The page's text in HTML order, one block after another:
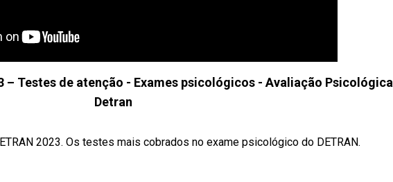
– Testes de atenção - Exames psicológicos - Avaliação Psicológica
Detran
2023. Os testes mais cobrados no exame psicológico do DETRAN.